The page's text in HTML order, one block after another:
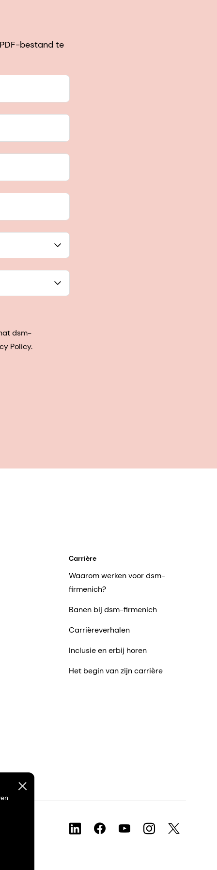
bestand te
dsm-
Policy.
Carrière
Waarom werken voor dsm-
firmenich?
Banen bij dsm-firmenich
Carrièreverhalen
Inclusie en erbij horen
Het begin van zijn carrière